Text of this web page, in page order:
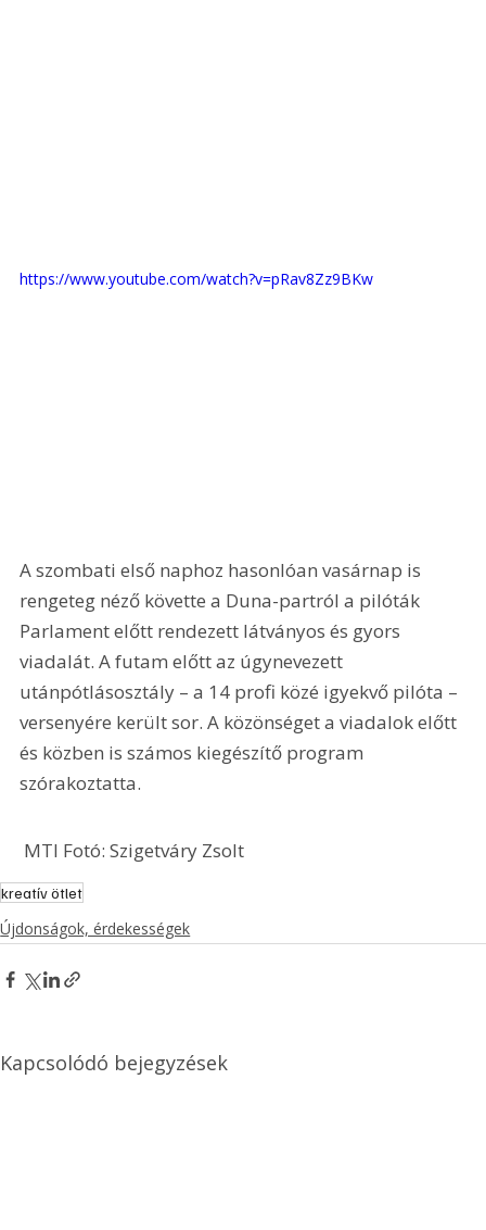
https://www.youtube.com/watch?v=pRav8Zz9BKw
A szombati első naphoz hasonlóan vasárnap is
rengeteg néző követte a Duna-partról a pilóták
Parlament előtt rendezett látványos és gyors
viadalát. A futam előtt az úgynevezett
utánpótlásosztály – a 14 profi közé igyekvő pilóta –
versenyére került sor. A közönséget a viadalok előtt
és közben is számos kiegészítő program
szórakoztatta.
MTI Fotó: Szigetváry Zsolt
kreatív ötlet
Újdonságok, érdekességek
Kapcsolódó bejegyzések